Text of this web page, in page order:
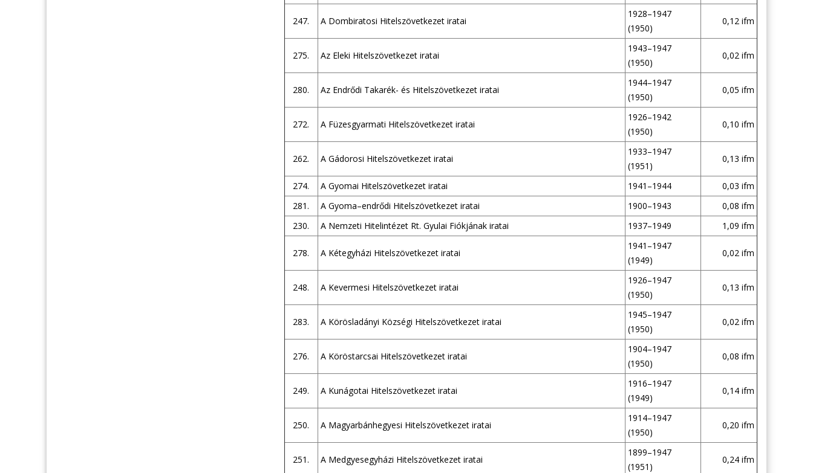
247. A Dombiratosi Hitelszövetkezet iratai
1928–1947
(1950)
0,12 ifm
275. Az Eleki Hitelszövetkezet iratai
1943–1947
(1950)
0,02 ifm
280. Az Endrődi Takarék- és Hitelszövetkezet iratai
1944–1947
(1950)
0,05 ifm
272. A Füzesgyarmati Hitelszövetkezet iratai
1926–1942
(1950)
0,10 ifm
262. A Gádorosi Hitelszövetkezet iratai
1933–1947
(1951)
0,13 ifm
274. A Gyomai Hitelszövetkezet iratai 1941–1944
0,03 ifm
281.
A Gyoma–endrődi Hitelszövetkezet iratai 1900–1943
0,08 ifm
230.
A Nemzeti Hitelintézet Rt. Gyulai Fiókjának iratai 1937–1949 1,09 ifm
278. A Kétegyházi Hitelszövetkezet iratai
1941–1947
(1949)
0,02 ifm
248. A Kevermesi Hitelszövetkezet iratai
1926–1947
(1950)
0,13 ifm
283. A Körösladányi Községi Hitelszövetkezet iratai
1945–1947
(1950)
0,02 ifm
276. A Köröstarcsai Hitelszövetkezet iratai
1904–1947
(1950)
0,08 ifm
249. A Kunágotai Hitelszövetkezet iratai
1916–1947
(1949)
0,14 ifm
250. A Magyarbánhegyesi Hitelszövetkezet iratai
1914–1947
(1950)
0,20 ifm
251. A Medgyesegyházi Hitelszövetkezet iratai
1899–1947
(1951)
0,24 ifm